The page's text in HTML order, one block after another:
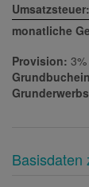
Umsatzsteuer:
monatliche
Provision:
Basisdaten